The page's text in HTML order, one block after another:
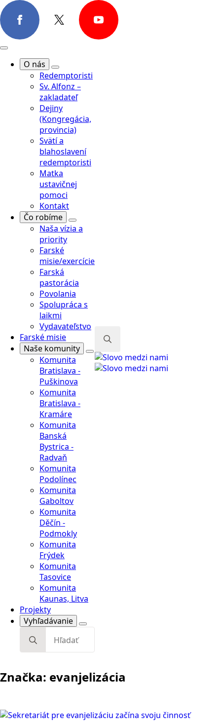
O nás
Redemptoristi
Sv. Alfonz –
zakladateľ
Dejiny
(Kongregácia,
provincia)
Svätí a
blahoslavení
redemptoristi
Matka
ustavičnej
pomoci
Kontakt
Čo robíme
Naša vízia a
priority
Farské
misie/exercície
Farská
pastorácia
Povolania
Spolupráca s
laikmi
Vydavateľstvo
Farské misie
Naše komunity
Komunita
Bratislava -
Puškinova
Komunita
Bratislava -
Kramáre
Komunita
Banská
Bystrica -
Radvaň
Komunita
Podolínec
Komunita
Gaboltov
Komunita
Děčín -
Podmokly
Komunita
Frýdek
Komunita
Tasovice
Komunita
Kaunas, Litva
Projekty
Vyhľadávanie
for:
Search
for:
Značka: evanjelizácia